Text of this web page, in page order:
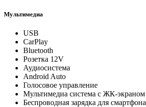
Мультимедиа
USB
CarPlay
Bluetooth
Розетка 12V
Аудиосистема
Android Auto
Голосовое управление
Мультимедиа система с ЖК-экраном
Беспроводная зарядка для смартфона